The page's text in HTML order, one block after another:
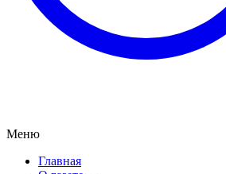
Меню
Главная